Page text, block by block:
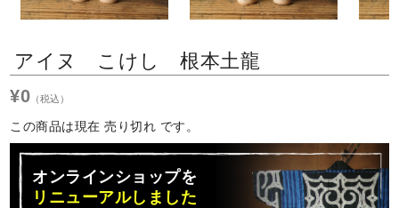
Next
アイヌ こけし 根本土龍
¥0 （税込）
この商品は現在 売り切れ です。
オンラインショップを
リニューアルしました